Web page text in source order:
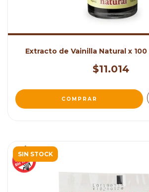
Extracto de Vainilla Natural x
$11.014
SIN STOCK